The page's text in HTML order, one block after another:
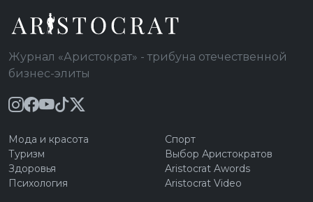
Журнал «Аристократ» - трибуна отечественной
бизнес-элиты
Мода и красота
Туризм
Здоровья
Психология
Спорт
Выбор Аристократов
Aristocrat Awords
Aristocrat Video